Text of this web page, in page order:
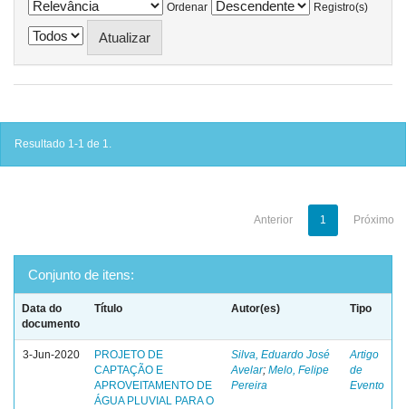
Ordenar
Registro(s)
Resultado 1-1 de 1.
Anterior 1 Próximo
Conjunto de itens:
Data do
documento
Título Autor(es) Tipo
3-Jun-2020
PROJETO DE
CAPTAÇÃO E
APROVEITAMENTO DE
ÁGUA PLUVIAL PARA O
Silva, Eduardo José
Avelar; Melo, Felipe
Pereira
Artigo
de
Evento